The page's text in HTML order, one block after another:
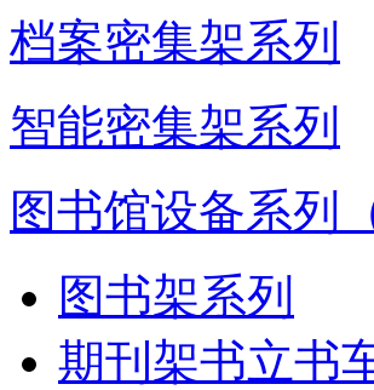
档案密集架系列
智能密集架系列
图书馆设备系列
图书架系列
期刊架书立书